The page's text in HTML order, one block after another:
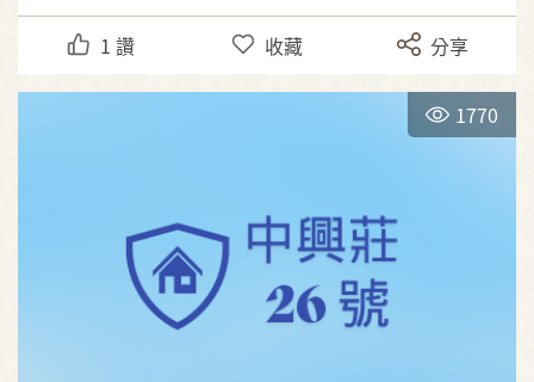
1 讚 收藏 分享
1770